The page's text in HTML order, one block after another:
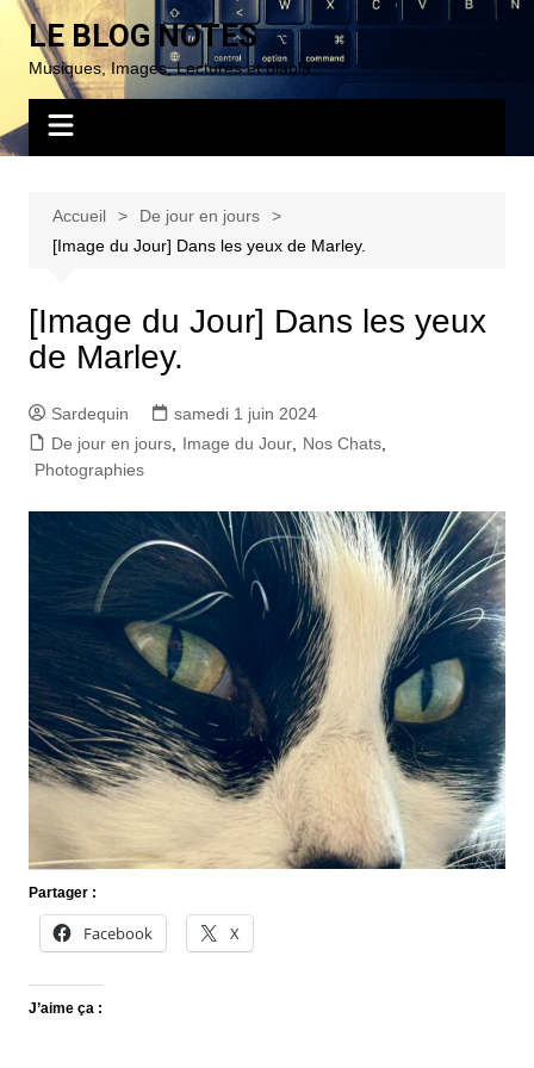
Aller
contenu
LE BLOG NOTES
Musiques, Images, Lectures et blabla…
Accueil
De jour en jours
[Image du Jour] Dans les yeux de Marley.
[Image du Jour] Dans les yeux
de Marley.
Sardequin
samedi 1 juin 2024
De jour en jours, Image du Jour, Nos Chats,
Photographies
Partager :
Facebook X
J’aime ça :